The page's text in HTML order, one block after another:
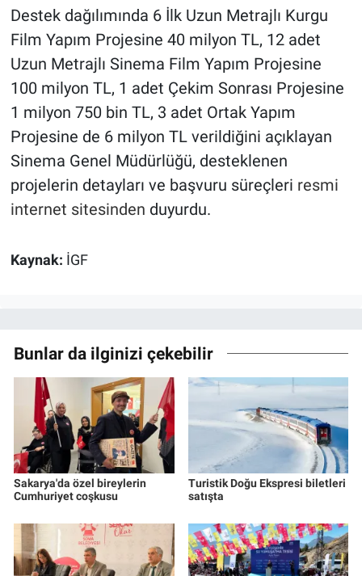
Destek dağılımında 6 İlk Uzun Metrajlı Kurgu
Film Yapım Projesine 40 milyon TL, 12 adet
Uzun Metrajlı Sinema Film Yapım Projesine
100 milyon TL, 1 adet Çekim Sonrası Projesine
1 milyon 750 bin TL, 3 adet Ortak Yapım
Projesine de 6 milyon TL verildiğini açıklayan
Sinema Genel Müdürlüğü, desteklenen
projelerin detayları ve başvuru süreçleri resmi
internet sitesinden duyurdu.
Kaynak: İGF
Bunlar da ilginizi çekebilir
Sakarya'da özel bireylerin
Cumhuriyet coşkusu
Turistik Doğu Ekspresi biletleri
satışta